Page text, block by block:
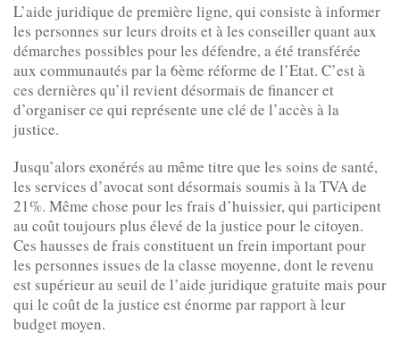
L’aide juridique de première ligne, qui consiste à informer
les personnes sur leurs droits et à les conseiller quant aux
démarches possibles pour les défendre, a été transférée
aux communautés par la 6ème réforme de l’Etat. C’est à
ces dernières qu’il revient désormais de financer et
d’organiser ce qui représente une clé de l’accès à la
justice.
Jusqu’alors exonérés au même titre que les soins de santé,
les services d’avocat sont désormais soumis à la TVA de
21%. Même chose pour les frais d’huissier, qui participent
au coût toujours plus élevé de la justice pour le citoyen.
Ces hausses de frais constituent un frein important pour
les personnes issues de la classe moyenne, dont le revenu
est supérieur au seuil de l’aide juridique gratuite mais pour
qui le coût de la justice est énorme par rapport à leur
budget moyen.